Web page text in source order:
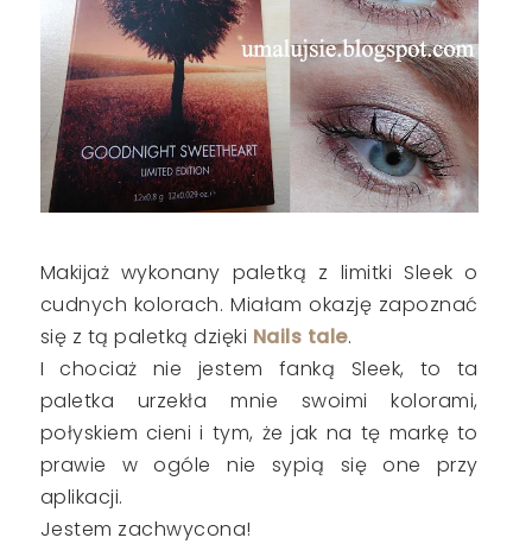
Makijaż wykonany paletką z limitki Sleek o
cudnych kolorach. Miałam okazję zapoznać
się z tą paletką dzięki Nails tale.
I chociaż nie jestem fanką Sleek, to ta
paletka urzekła mnie swoimi kolorami,
połyskiem cieni i tym, że jak na tę markę to
prawie w ogóle nie sypią się one przy
aplikacji.
Jestem zachwycona!